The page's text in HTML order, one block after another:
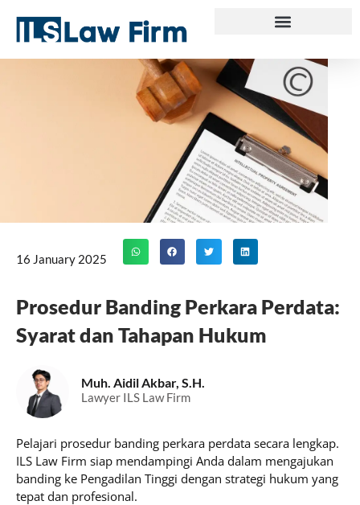
content
16 January 2025
Prosedur Banding Perkara Perdata:
Syarat dan Tahapan Hukum
Muh. Aidil Akbar, S.H.
Lawyer ILS Law Firm
Pelajari prosedur banding perkara perdata secara lengkap.
ILS Law Firm siap mendampingi Anda dalam mengajukan
banding ke Pengadilan Tinggi dengan strategi hukum yang
tepat dan profesional.